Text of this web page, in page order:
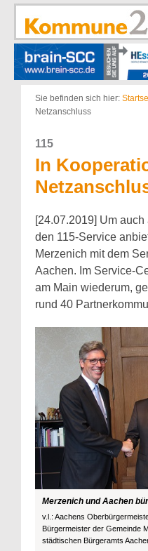
Zum
springen
Sie befinden sich hier:
Netzanschluss
115
In
[24.07.2019] Um
den 115-Service
Merzenich mit dem
Aachen. Im Service-
am Main wiederum,
rund 40
Merzenich und Aachen
v.l.: Aachens
Bürgermeister der Gemeinde
städtischen Bürgeramts